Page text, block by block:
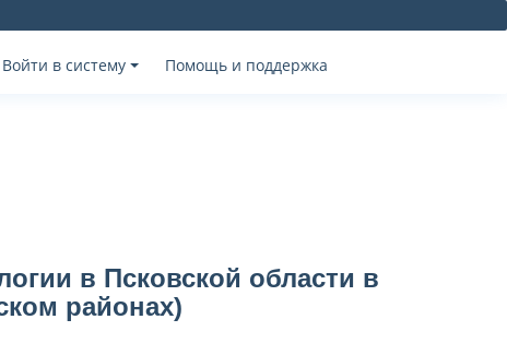
Войти в систему Помощь и поддержка
в Псковской области в
районах)